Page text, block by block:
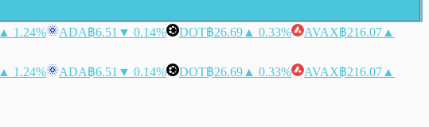
▲ 1.24% ADA฿6.51 ▼ 0.14% DOT฿26.69 ▲ 0.33% AVAX฿216.07 ▲
▲ 1.24% ADA฿6.51 ▼ 0.14% DOT฿26.69 ▲ 0.33% AVAX฿216.07 ▲